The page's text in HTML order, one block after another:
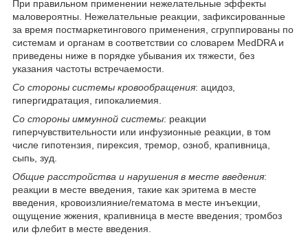
При правильном применении нежелательные эффекты
маловероятны. Нежелательные реакции, зафиксированные
за время постмаркетингового применения, сгруппированы по
системам и органам в соответствии со словарем MedDRA и
приведены ниже в порядке убывания их тяжести, без
указания частоты встречаемости.
Со стороны системы кровообращения: ацидоз,
гипергидратация, гипокалиемия.
Со стороны иммунной системы: реакции
гиперчувствительности или инфузионные реакции, в том
числе гипотензия, пирексия, тремор, озноб, крапивница,
сыпь, зуд.
Общие расстройства и нарушения в месте введения:
реакции в месте введения, такие как эритема в месте
введения, кровоизлияние/гематома в месте инъекции,
ощущение жжения, крапивница в месте введения; тромбоз
или флебит в месте введения.